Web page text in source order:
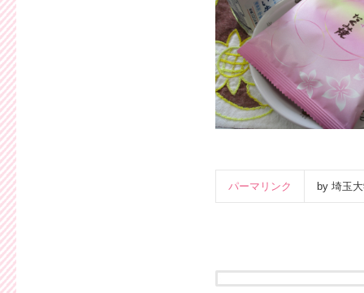
パーマリンク by 埼玉